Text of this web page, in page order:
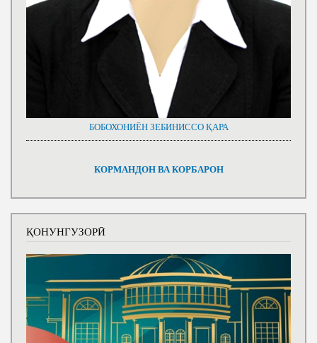
БОБОХОНИЁН ЗЕБИНИССО ҚАРА
КОРМАНДОН ВА КОРБАРОН
ҚОНУНГУЗОРӢ